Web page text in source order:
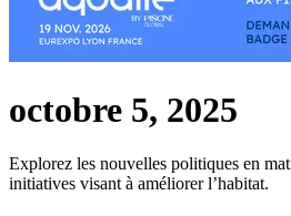
octobre 5, 2025
Explorez les nouvelles politiques en
initiatives visant à améliorer l’habitat.